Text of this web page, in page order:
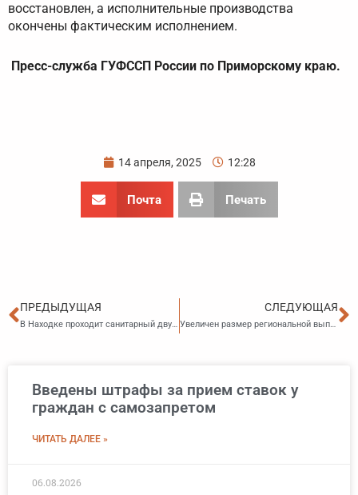
восстановлен, а исполнительные производства
окончены фактическим исполнением.
Пресс-служба ГУФССП России по Приморскому краю.
14 апреля, 2025 12:28
Почта Печать
Пред
ПРЕДЫДУЩАЯ
В Находке проходит санитарный двухмесячник
СЛЕДУЮЩАЯ
Увеличен размер региональной выплаты военным и добровольцам, участвующим в СВО
Введены штрафы за прием ставок у
граждан с самозапретом
ЧИТАТЬ ДАЛЕЕ »
06.08.2026